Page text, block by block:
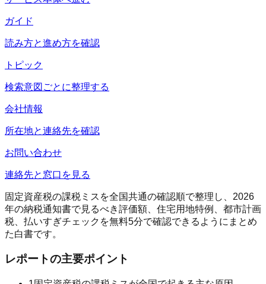
ガイド
読み方と進め方を確認
トピック
検索意図ごとに整理する
会社情報
所在地と連絡先を確認
お問い合わせ
連絡先と窓口を見る
固定資産税の課税ミスを全国共通の確認順で整理し、2026
年の納税通知書で見るべき評価額、住宅用地特例、都市計画
税、払いすぎチェックを無料5分で確認できるようにまとめ
た白書です。
レポートの主要ポイント